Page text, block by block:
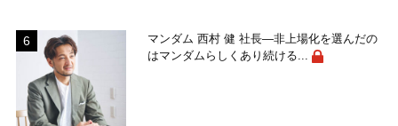
マンダム 西村 健 社長―非上場化を選んだの
はマンダムらしくあり続ける...